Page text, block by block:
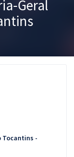
Geral
Tocantins -